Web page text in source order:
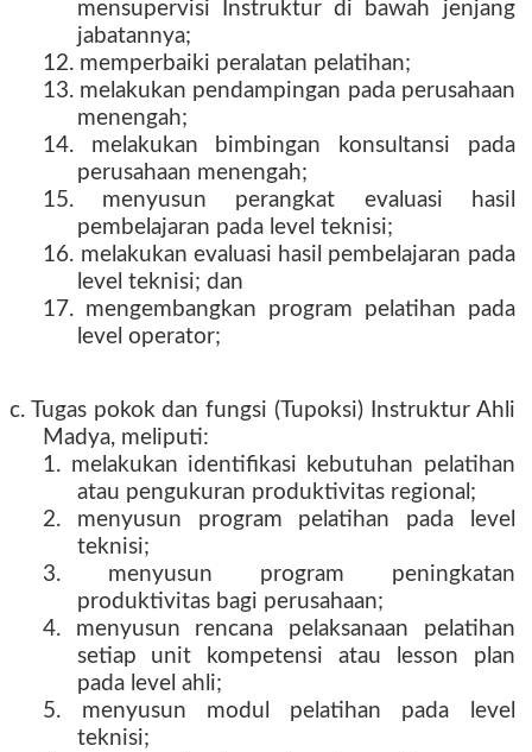
mensupervisi Instruktur di bawah jenjang
jabatannya;
12. memperbaiki peralatan pelatihan;
13. melakukan pendampingan pada perusahaan
menengah;
14. melakukan bimbingan konsultansi pada
perusahaan menengah;
15. menyusun perangkat evaluasi hasil
pembelajaran pada level teknisi;
16. melakukan evaluasi hasil pembelajaran pada
level teknisi; dan
17. mengembangkan program pelatihan pada
level operator;
c. Tugas pokok dan fungsi (Tupoksi) Instruktur Ahli
Madya, meliputi:
1. melakukan identifikasi kebutuhan pelatihan
atau pengukuran produktivitas regional;
2. menyusun program pelatihan pada level
teknisi;
3. menyusun program peningkatan
produktivitas bagi perusahaan;
4. menyusun rencana pelaksanaan pelatihan
setiap unit kompetensi atau lesson plan
pada level ahli;
5. menyusun modul pelatihan pada level
teknisi;